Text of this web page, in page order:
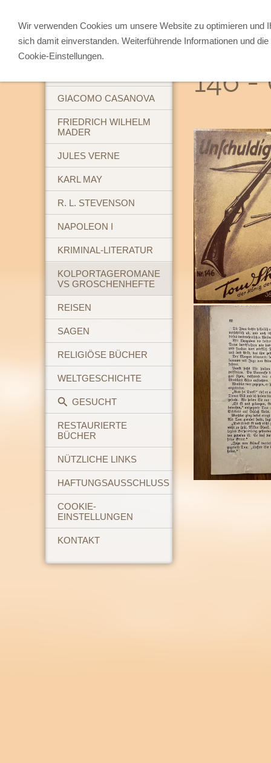
ABENTEUERBÜCHER
GIACOMO CASANOVA
FRIEDRICH WILHELM
MADER
JULES VERNE
KARL MAY
R. L. STEVENSON
NAPOLEON I
KRIMINAL-LITERATUR
KOLPORTAGEROMANE
VS GROSCHENHEFTE
REISEN
SAGEN
RELIGIÖSE BÜCHER
WELTGESCHICHTE
GESUCHT
RESTAURIERTE
BÜCHER
NÜTZLICHE LINKS
HAFTUNGSAUSSCHLUSS
COOKIE-
EINSTELLUNGEN
KONTAKT
146 -
Wir verwenden Cookies um unsere Website zu optimieren und
sich damit einverstanden. Weiterführende Informationen und
Cookie-Einstellungen.